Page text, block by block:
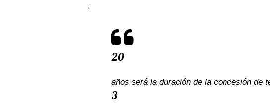
'
20
años será la duración de la concesión de
3